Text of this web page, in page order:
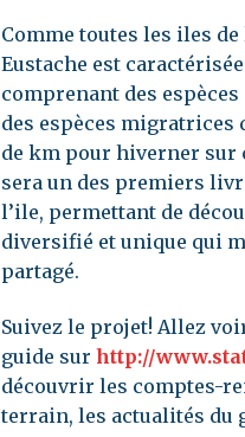
Comme toutes les iles de
Eustache est
comprenant des
des espèces
de km pour hiverner sur
sera un des premiers
l’ile, permettant de
diversifié et unique qui
partagé.
Suivez le projet! Allez
guide sur http://
découvrir les comptes-
terrain, les actualités du